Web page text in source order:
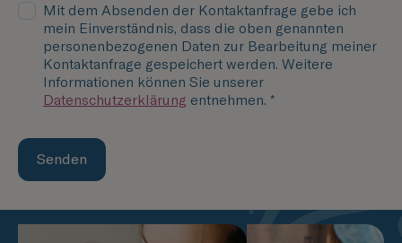
Mit dem Absenden der Kontaktanfrage gebe ich
mein Einverständnis, dass die oben genannten
personenbezogenen Daten zur Bearbeitung meiner
Kontaktanfrage gespeichert werden. Weitere
Informationen können Sie unserer
Datenschutzerklärung entnehmen. *
Senden